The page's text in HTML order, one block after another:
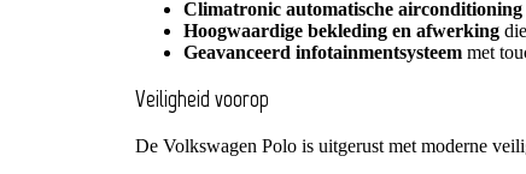
Climatronic automatische airconditioning
Hoogwaardige bekleding en afwerking
Geavanceerd infotainmentsysteem met
Veiligheid voorop
De Volkswagen Polo is uitgerust met moderne